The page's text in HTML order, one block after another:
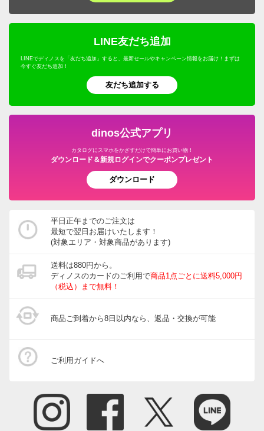
去年グレージュを購入。今年は白と黒を購入しました。
素材がしっかりして体のラインをひろわないのと、大人
かわいいシンプルさが好きです。猛暑の夏日に着るのは
暑いかも。
すべての口コミを見る
LINE友だち追加
LINEでディノスを「友だち追加」すると、最新セールやキャンペーン情報をお届け！まずは
今すぐ友だち追加！
友だち追加する
dinos公式アプリ
カタログにスマホをかざすだけで簡単にお買い物！
ダウンロード＆新規ログインでクーポンプレゼント
ダウンロード
平日正午までのご注文は
最短で翌日お届けいたします！
(対象エリア・対象商品があります)
送料は880円から。
ディノスのカードのご利用で商品1点ごとに送料5,000円
（税込）まで無料！
商品ご到着から8日以内なら、返品・交換が可能
ご利用ガイドへ